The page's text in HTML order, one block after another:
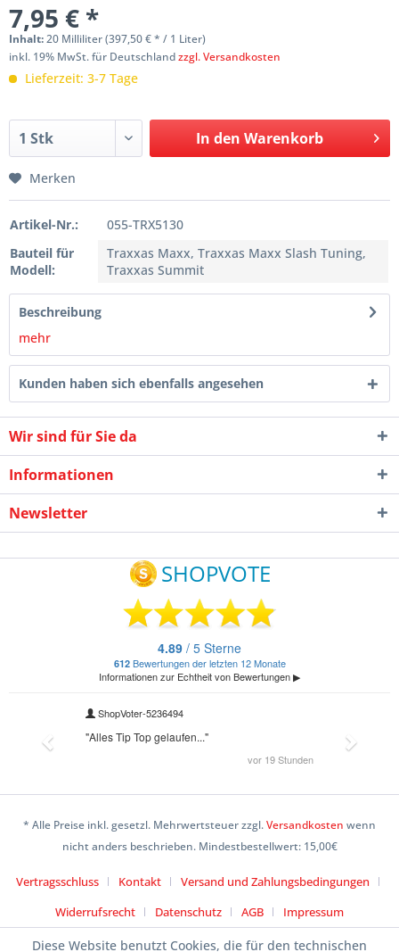
7,95 € *
Inhalt:20 Milliliter (397,50 € * / 1 Liter)
inkl. 19% MwSt. für Deutschlandzzgl. Versandkosten
Lieferzeit: 3-7 Tage
In den Warenkorb
Merken
Artikel-Nr.:
055-TRX5130
Bauteil für
Modell:
Traxxas Maxx, Traxxas Maxx Slash Tuning,
Traxxas Summit
Beschreibung
mehr
Kunden haben sich ebenfalls angesehen
Wir sind für Sie da
Informationen
Newsletter
* Alle Preise inkl. gesetzl. Mehrwertsteuer zzgl.Versandkosten wenn
nicht anders beschrieben. Mindestbestellwert: 15,00€
Vertragsschluss Kontakt
Versand und Zahlungsbedingungen
Widerrufsrecht
Datenschutz AGB Impressum
Diese Website benutzt Cookies, die für den technischen